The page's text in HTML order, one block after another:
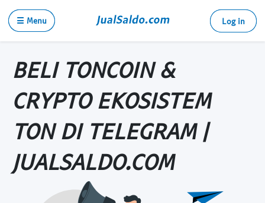
☰ Menu Log in
BELI TONCOIN &
CRYPTO EKOSISTEM
TON DI TELEGRAM |
JUALSALDO.COM